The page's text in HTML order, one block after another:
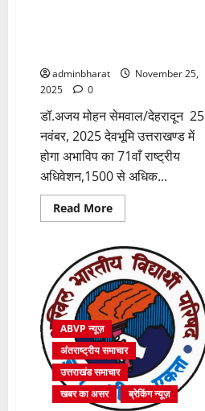
adminbharat
November 25,
2025
0
डॉ.अजय मोहन सेमवाल/देहरादून 25
नवंबर, 2025 देवभूमि उत्तराखण्ड में
होगा अभाविप का 71वाँ राष्ट्रीय
अधिवेशन,1500 से अधिक...
Read MoreRead
more
उत्तराखण्ड
में
होगा
अभाविप
का
71वाँ
राष्ट्रीय
अधिवेशन,1500
से
अधिक
प्रतिनिधि
होंगे
सम्मिलित
ABVP न्यूज़
अंतराष्ट्रीय समाचार
उत्तराखंड समाचार
खबर का असर
ब्रेकिंग न्यूज़